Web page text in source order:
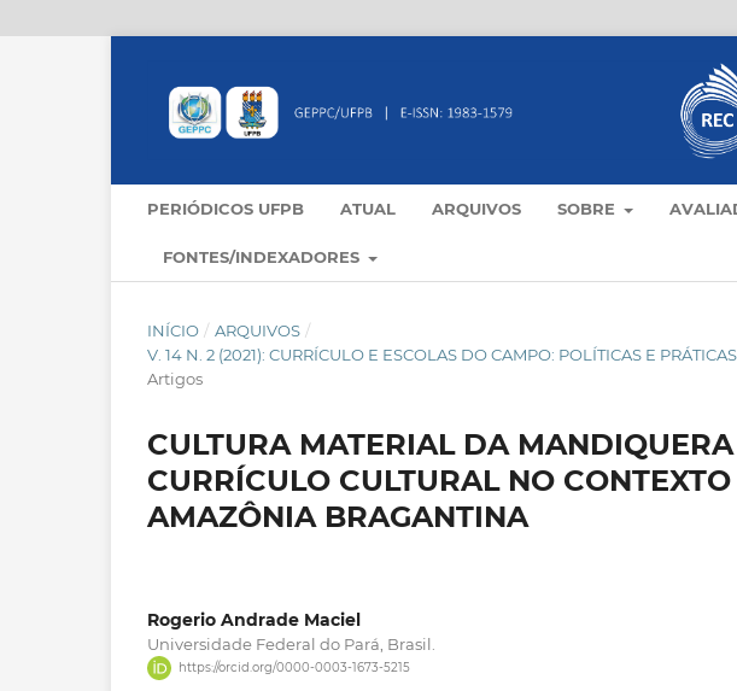
PERIÓDICOS UFPB ATUAL ARQUIVOS SOBRE
FONTES/INDEXADORES
INÍCIO / ARQUIVOS /
V. 14 N. 2 (2021): CURRÍCULO E ESCOLAS DO CAMPO: POLÍTICAS E
Artigos
CULTURA MATERIAL DA
CURRÍCULO CULTURAL NO
AMAZÔNIA BRAGANTINA
Rogerio Andrade Maciel
Universidade Federal do Pará, Brasil.
https://orcid.org/0000-0003-1673-5215